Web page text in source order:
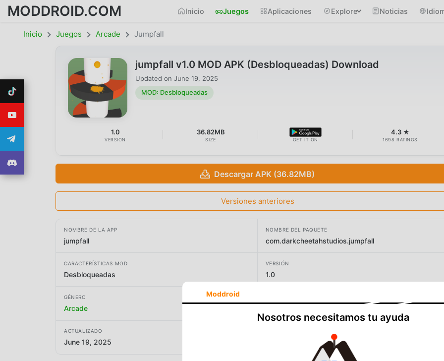
MODDROID.COM Inicio Juegos Aplicaciones Explore Noticias
Inicio Juegos Arcade Jumpfall
jumpfall v1.0 MOD APK (Desbloqueadas) Download
Updated on June 19, 2025
MOD: Desbloqueadas
1.0
VERSION
36.82MB
SIZE GET IT ON
4.3 ★
1698 RATINGS
Descargar APK (36.82MB)
Versiones anteriores
NOMBRE DE LA APP
jumpfall
NOMBRE DEL PAQUETE
com.darkcheetahstudios.jumpfall
CARACTERÍSTICAS MOD
Desbloqueadas
VERSIÓN
1.0
GÉNERO
Arcade
ACTUALIZADO
June 19, 2025
Moddroid
Nosotros necesitamos tu ayuda